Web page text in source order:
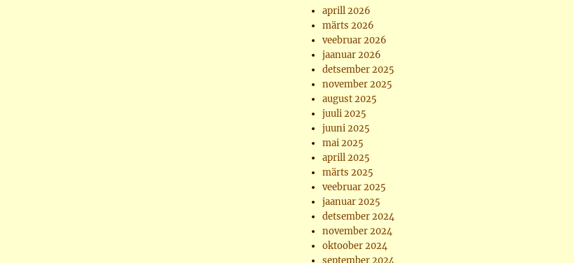
aprill 2026
märts 2026
veebruar 2026
jaanuar 2026
detsember 2025
november 2025
august 2025
juuli 2025
juuni 2025
mai 2025
aprill 2025
märts 2025
veebruar 2025
jaanuar 2025
detsember 2024
november 2024
oktoober 2024
september 2024